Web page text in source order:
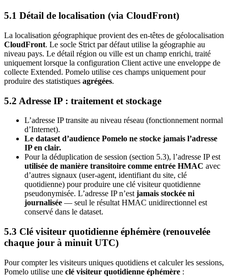
5.1 Détail de localisation (via CloudFront)
La localisation géographique provient des en-têtes de géolocalisation
CloudFront. Le socle Strict par défaut utilise la géographie au
niveau pays. Le détail région ou ville est un champ enrichi, traité
uniquement lorsque la configuration Client active une enveloppe de
collecte Extended. Pomelo utilise ces champs uniquement pour
produire des statistiques agrégées.
5.2 Adresse IP : traitement et stockage
L’adresse IP transite au niveau réseau (fonctionnement normal
d’Internet).
Le dataset d’audience Pomelo ne stocke jamais l’adresse
IP en clair.
Pour la déduplication de session (section 5.3), l’adresse IP est
utilisée de manière transitoire comme entrée HMAC avec
d’autres signaux (user-agent, identifiant du site, clé
quotidienne) pour produire une clé visiteur quotidienne
pseudonymisée. L’adresse IP n’est jamais stockée ni
journalisée — seul le résultat HMAC unidirectionnel est
conservé dans le dataset.
5.3 Clé visiteur quotidienne éphémère (renouvelée
chaque jour à minuit UTC)
Pour compter les visiteurs uniques quotidiens et calculer les sessions,
Pomelo utilise une clé visiteur quotidienne éphémère :